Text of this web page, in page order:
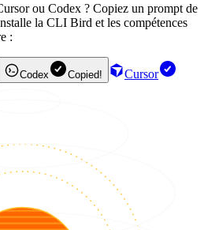
ou Codex ? Copiez un prompt de
la CLI Bird et les compétences
:
Codex Copied!
Cursor